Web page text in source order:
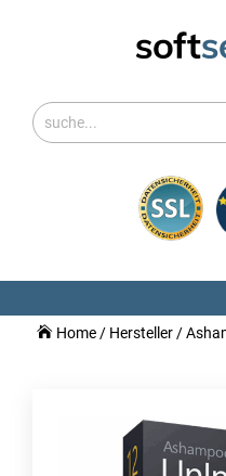
Home/ Hersteller/